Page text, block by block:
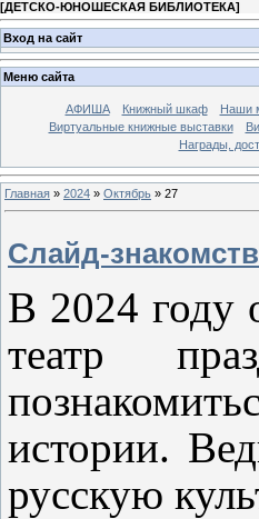
[ДЕТСКО-ЮНОШЕСКАЯ БИБЛИОТЕКА]
Вход на сайт
Меню сайта
АФИША Книжный шкаф Наши
Виртуальные книжные выставки
Награды,
Главная » 2024 » Октябрь » 27
Слайд-
В 2024 году
театр
истории.
русскую